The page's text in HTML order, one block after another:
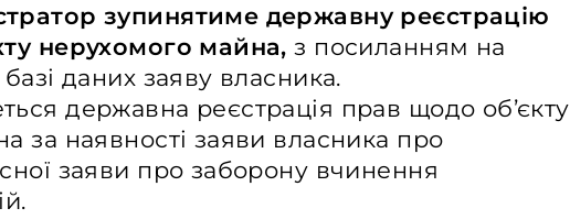
зупинятиме державну реєстрацію
нерухомого майна, з посиланням на
даних заяву власника.
державна реєстрація прав щодо об’єкту
за наявності заяви власника про
заяви про заборону вчинення